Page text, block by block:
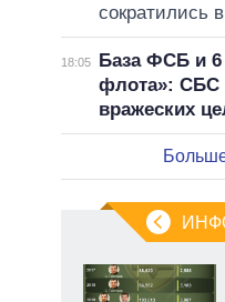
сократились
18:05
База ФСБ и 6
флота»: СБС
вражеских